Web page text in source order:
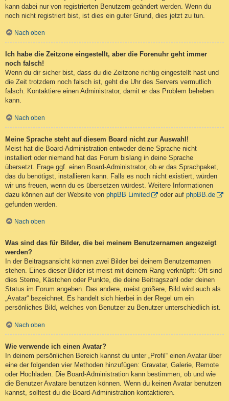
kann dabei nur von registrierten Benutzern geändert werden. Wenn du
noch nicht registriert bist, ist dies ein guter Grund, dies jetzt zu tun.
Nach oben
Ich habe die Zeitzone eingestellt, aber die Forenuhr geht immer
noch falsch!
Wenn du dir sicher bist, dass du die Zeitzone richtig eingestellt hast und
die Zeit trotzdem noch falsch ist, geht die Uhr des Servers vermutlich
falsch. Kontaktiere einen Administrator, damit er das Problem beheben
kann.
Nach oben
Meine Sprache steht auf diesem Board nicht zur Auswahl!
Meist hat die Board-Administration entweder deine Sprache nicht
installiert oder niemand hat das Forum bislang in deine Sprache
übersetzt. Frage ggf. einen Board-Administrator, ob er das Sprachpaket,
das du benötigst, installieren kann. Falls es noch nicht existiert, würden
wir uns freuen, wenn du es übersetzen würdest. Weitere Informationen
dazu können auf der Website von phpBB Limited oder auf phpBB.de
gefunden werden.
Nach oben
Was sind das für Bilder, die bei meinem Benutzernamen angezeigt
werden?
In der Beitragsansicht können zwei Bilder bei deinem Benutzernamen
stehen. Eines dieser Bilder ist meist mit deinem Rang verknüpft: Oft sind
dies Sterne, Kästchen oder Punkte, die deine Beitragszahl oder deinen
Status im Forum angeben. Das andere, meist größere, Bild wird auch als
„Avatar“ bezeichnet. Es handelt sich hierbei in der Regel um ein
persönliches Bild, welches von Benutzer zu Benutzer unterschiedlich ist.
Nach oben
Wie verwende ich einen Avatar?
In deinem persönlichen Bereich kannst du unter „Profil“ einen Avatar über
eine der folgenden vier Methoden hinzufügen: Gravatar, Galerie, Remote
oder Hochladen. Die Board-Administration kann bestimmen, ob und wie
die Benutzer Avatare benutzen können. Wenn du keinen Avatar benutzen
kannst, solltest du die Board-Administration kontaktieren.